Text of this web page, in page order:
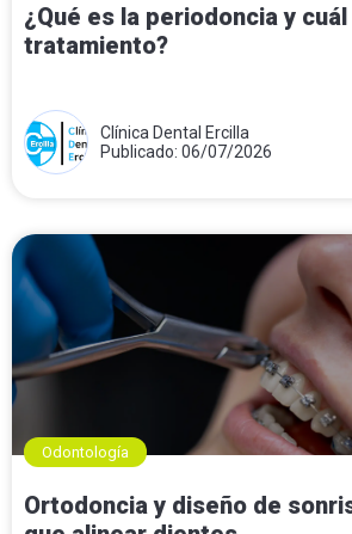
¿Qué es la periodoncia y
tratamiento?
Clínica Dental Ercilla
Publicado: 06/07/2026
Odontología
Ortodoncia y diseño de